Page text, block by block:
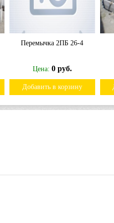
Перемычка 2ПБ 26-4
Цена: 0 руб.
Добавить в корзину